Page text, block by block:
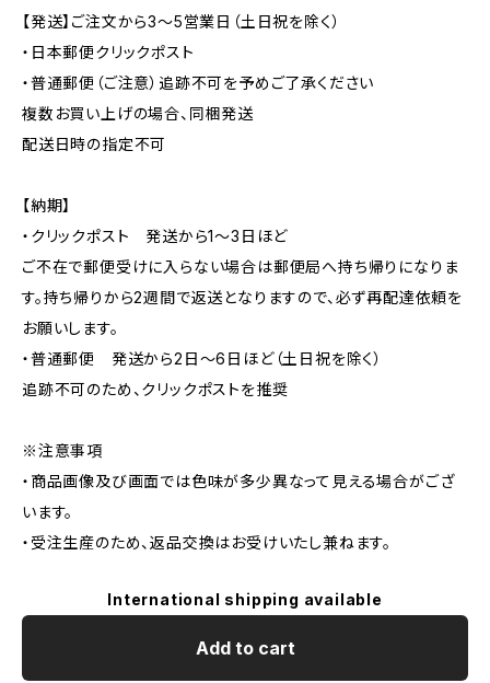
【発送】ご注文から3〜5営業日（土日祝を除く）
・日本郵便クリックポスト
・普通郵便（ご注意）追跡不可を予めご了承ください
複数お買い上げの場合、同梱発送
配送日時の指定不可
【納期】
・クリックポスト 発送から1〜3日ほど
ご不在で郵便受けに入らない場合は郵便局へ持ち帰りになりま
す。持ち帰りから2週間で返送となりますので、必ず再配達依頼を
お願いします。
・普通郵便 発送から2日〜6日ほど（土日祝を除く）
追跡不可のため、クリックポストを推奨
※注意事項
・商品画像及び画面では色味が多少異なって見える場合がござ
います。
・受注生産のため、返品交換はお受けいたし兼ねます。
International shipping available
Add to cart